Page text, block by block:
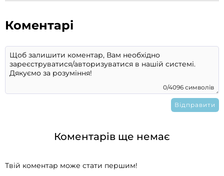
Коментарі
0/4096 символів
Коментарів ще немає
Твій коментар може стати першим!